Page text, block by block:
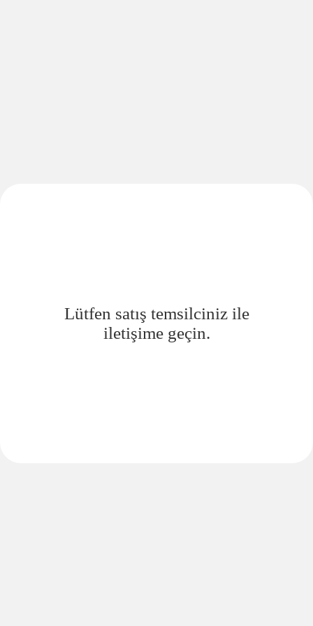
Lütfen satış temsilciniz ile
iletişime geçin.